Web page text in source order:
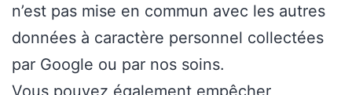
n’est pas mise en commun avec les autres
données à caractère personnel collectées
par Google ou par nos soins.
Vous pouvez également empêcher